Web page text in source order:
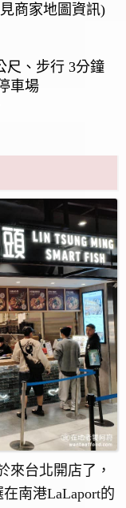
商家地圖資訊)
尺、步行 3分鐘
車場
來台北開店了，
南港LaLaport的